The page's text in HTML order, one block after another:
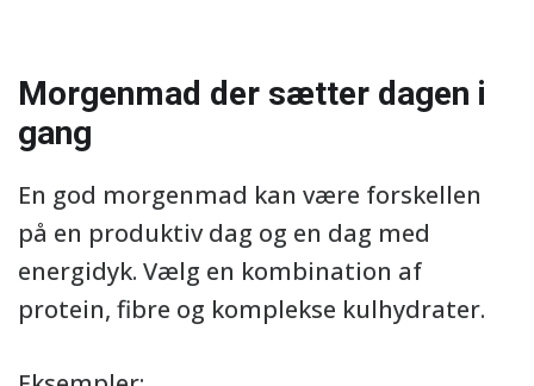
Morgenmad der sætter dagen i
gang
En god morgenmad kan være forskellen
på en produktiv dag og en dag med
energidyk. Vælg en kombination af
protein, fibre og komplekse kulhydrater.